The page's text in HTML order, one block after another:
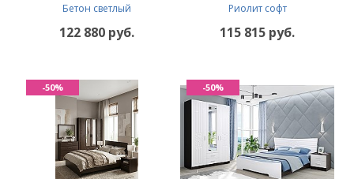
Бетон светлый
122 880 руб.
Риолит софт
115 815 руб.
-50% -50%